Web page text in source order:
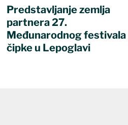
Predstavljanje zemlja
partnera 27.
Međunarodnog festivala
čipke u Lepoglavi